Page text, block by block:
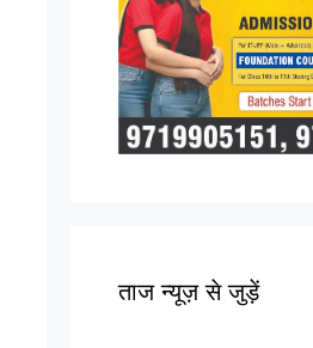
ताज न्यूज़ से जुड़ें